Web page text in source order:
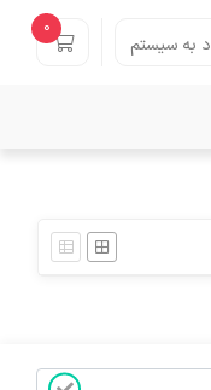
به سیستم
0